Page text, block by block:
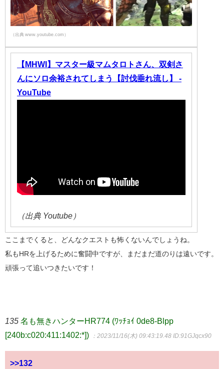
（出典 www.youtube.com）
【MHWI】マスター級マムタロトさん、双剣さ
んにソロ余裕されてしまう【討伐垂れ流し】 -
YouTube
（出典 Youtube）
ここまでくると、どんなクエストも怖くないんでしょうね。
私もHRを上げるために奮闘中ですが、まだまだ道のりは遠いです。
頑張って追いつきたいです！
135 名も無きハンターHR774 (ﾜｯﾁｮｲ 0de8-Blpp
[240b:c020:411:1402:*])
：2023/11/16(木) 09:43:19.48 ID:91GJqcx90
>>132